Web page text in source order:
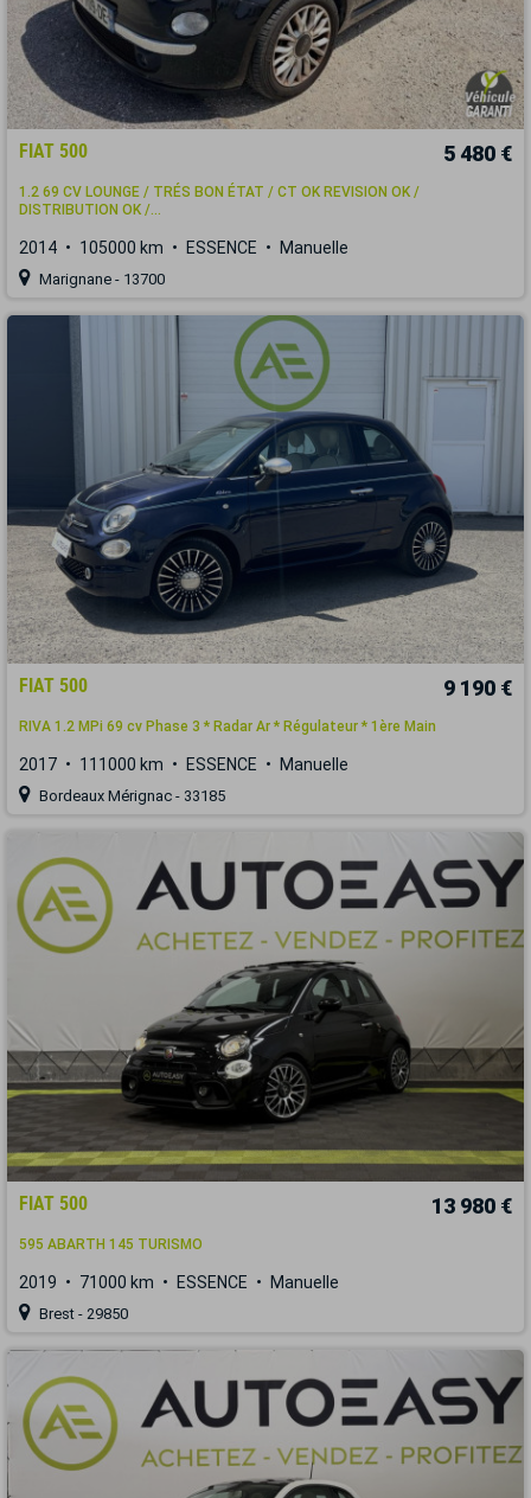
FIAT 500 5 480 €
1.2 69 CV LOUNGE / TRÉS BON ÉTAT / CT OK REVISION OK /
DISTRIBUTION OK /...
2014 105000 km ESSENCE Manuelle
Marignane - 13700
FIAT 500 9 190 €
RIVA 1.2 MPi 69 cv Phase 3 * Radar Ar * Régulateur * 1ère Main
2017 111000 km ESSENCE Manuelle
Bordeaux Mérignac - 33185
FIAT 500 13 980 €
595 ABARTH 145 TURISMO
2019 71000 km ESSENCE Manuelle
Brest - 29850